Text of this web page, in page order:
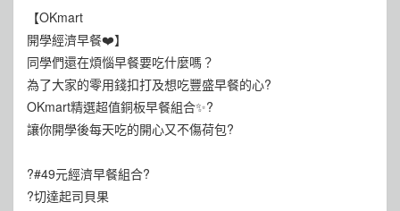
【OKmart
開學經濟早餐❤️】
同學們還在煩惱早餐要吃什麼嗎？
為了大家的零用錢扣打及想吃豐盛早餐的心?
OKmart精選超值銅板早餐組合✨?
讓你開學後每天吃的開心又不傷荷包?
?#49元經濟早餐組合?
?切達起司貝果